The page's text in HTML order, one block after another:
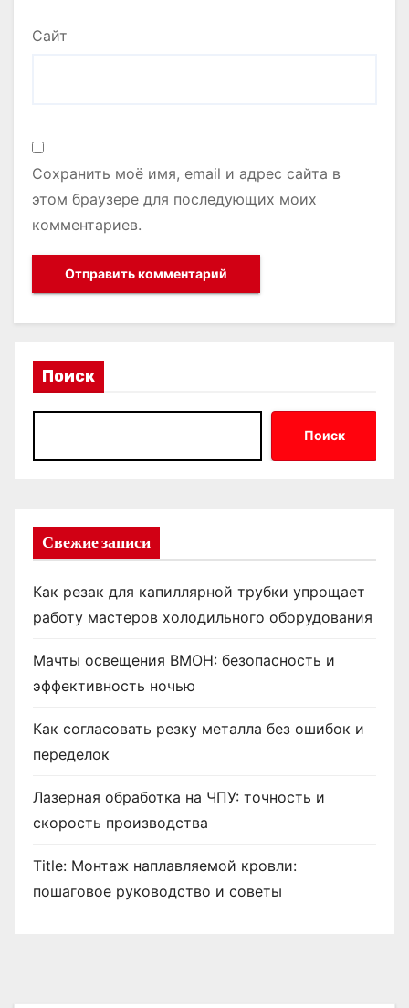
Сайт
Сохранить моё имя, email и адрес сайта в
этом браузере для последующих моих
комментариев.
Поиск
Поиск
Свежие записи
Как резак для капиллярной трубки упрощает
работу мастеров холодильного оборудования
Мачты освещения ВМОН: безопасность и
эффективность ночью
Как согласовать резку металла без ошибок и
переделок
Лазерная обработка на ЧПУ: точность и
скорость производства
Title: Монтаж наплавляемой кровли:
пошаговое руководство и советы